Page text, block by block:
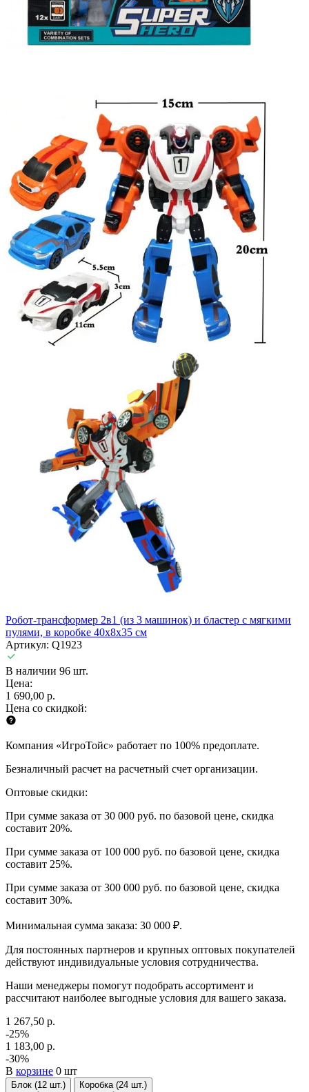
Робот-трансформер 2в1 (из 3 машинок) и бластер с мягкими
пулями, в коробке 40х8х35 см
Артикул: Q1923
В наличии 96 шт.
Цена:
1 690,00 р.
Цена со скидкой:
Компания «ИгроТойс» работает по 100% предоплате.
Безналичный расчет на расчетный счет организации.
Оптовые скидки:
При сумме заказа от 30 000 руб. по базовой цене, скидка
составит 20%.
При сумме заказа от 100 000 руб. по базовой цене, скидка
составит 25%.
При сумме заказа от 300 000 руб. по базовой цене, скидка
составит 30%.
Минимальная сумма заказа: 30 000 ₽.
Для постоянных партнеров и крупных оптовых покупателей
действуют индивидуальные условия сотрудничества.
Наши менеджеры помогут подобрать ассортимент и
рассчитают наиболее выгодные условия для вашего заказа.
1 267,50 р.
-25%
1 183,00 р.
-30%
В корзине 0 шт
Блок (12 шт.) Коробка (24 шт.)